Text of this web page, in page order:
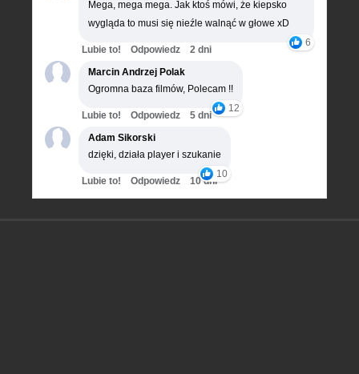
Mega, mega mega. Jak ktoś mówi, że kiepsko
wygląda to musi się nieźle walnąć w głowe xD
6
Lubie to! Odpowiedz
2 dni
Marcin Andrzej Polak
Ogromna baza filmów, Polecam !!
12
Lubie to! Odpowiedz
5 dni
Adam Sikorski
dzięki, działa player i szukanie
10
Lubie to! Odpowiedz 10 dni